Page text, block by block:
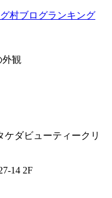
ケダビューティークリ
14 2F